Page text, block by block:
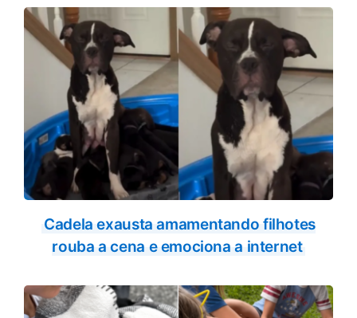
Cadela exausta amamentando filhotes
rouba a cena e emociona a internet